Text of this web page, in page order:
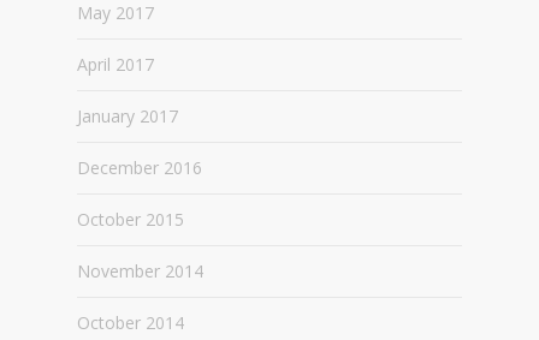
May 2017
April 2017
January 2017
December 2016
October 2015
November 2014
October 2014